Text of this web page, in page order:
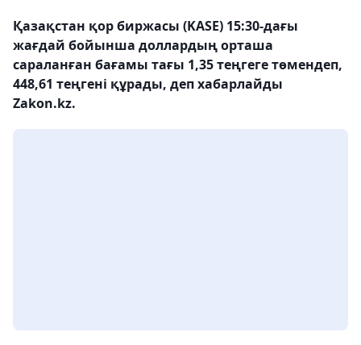
Қазақстан қор биржасы (KASE) 15:30-дағы
жағдай бойынша доллардың орташа
сараланған бағамы тағы 1,35 теңгеге төмендеп,
448,61 теңгені құрады, деп хабарлайды
Zakon.kz.